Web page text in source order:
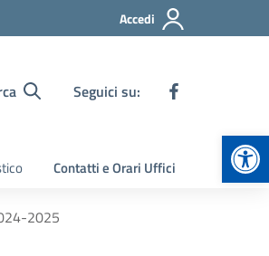
Accedi
Seguici su:
Contatti e Orari Uffici
2025